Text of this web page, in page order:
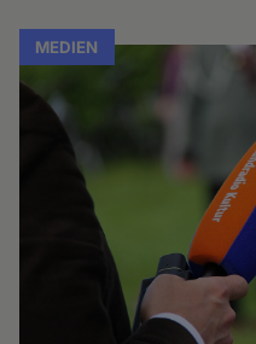
MEDIEN